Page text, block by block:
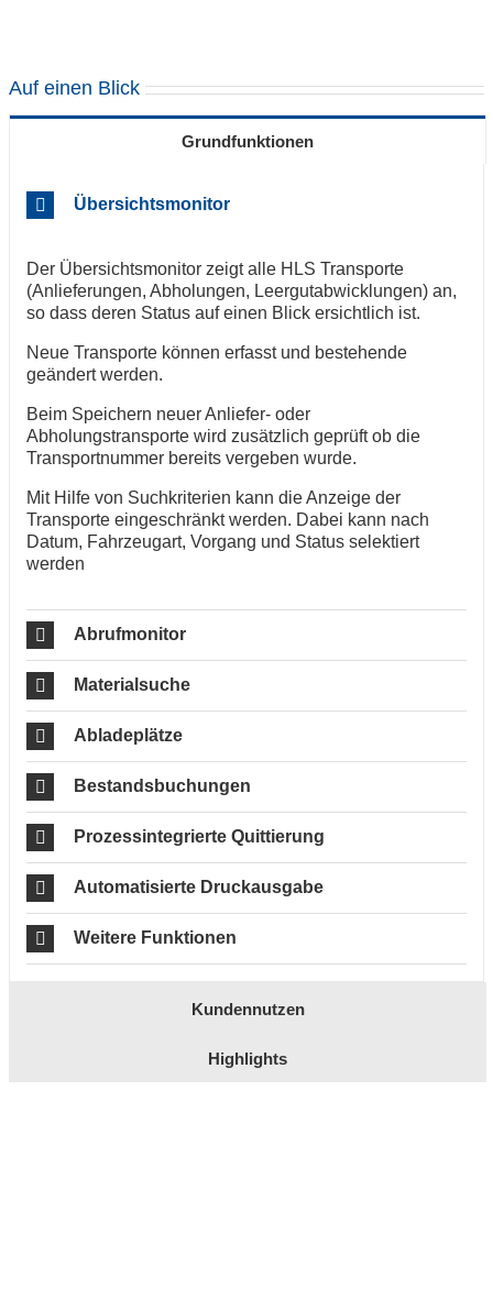
Auf einen Blick
Grundfunktionen
Übersichtsmonitor
Der Übersichtsmonitor zeigt alle HLS Transporte
(Anlieferungen, Abholungen, Leergutabwicklungen) an,
so dass deren Status auf einen Blick ersichtlich ist.
Neue Transporte können erfasst und bestehende
geändert werden.
Beim Speichern neuer Anliefer- oder
Abholungstransporte wird zusätzlich geprüft ob die
Transportnummer bereits vergeben wurde.
Mit Hilfe von Suchkriterien kann die Anzeige der
Transporte eingeschränkt werden. Dabei kann nach
Datum, Fahrzeugart, Vorgang und Status selektiert
werden
Abrufmonitor
Materialsuche
Abladeplätze
Bestandsbuchungen
Prozessintegrierte Quittierung
Automatisierte Druckausgabe
Weitere Funktionen
Kundennutzen
Highlights